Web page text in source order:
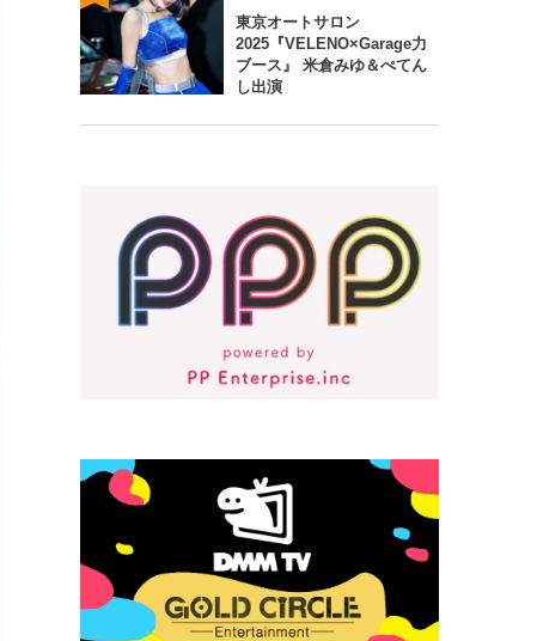
東京オートサロン
2025『VELENO×Garage力
ブース』 米倉みゆ＆ぺてん
し出演